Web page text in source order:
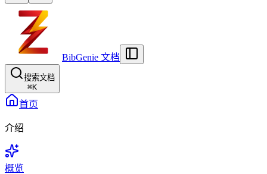
BibGenie 文档
搜索文档
⌘K
首页
介绍
概览